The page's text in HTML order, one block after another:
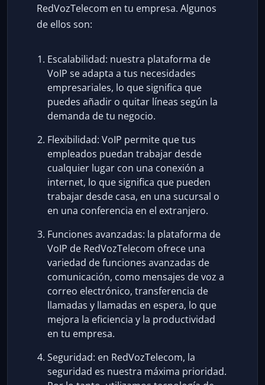
RedVozTelecom en tu empresa. Algunos
de ellos son:
Escalabilidad: nuestra plataforma de
VoIP se adapta a tus necesidades
empresariales, lo que significa que
puedes añadir o quitar líneas según la
demanda de tu negocio.
Flexibilidad: VoIP permite que tus
empleados puedan trabajar desde
cualquier lugar con una conexión a
internet, lo que significa que pueden
trabajar desde casa, en una sucursal o
en una conferencia en el extranjero.
Funciones avanzadas: la plataforma de
VoIP de RedVozTelecom ofrece una
variedad de funciones avanzadas de
comunicación, como mensajes de voz a
correo electrónico, transferencia de
llamadas y llamadas en espera, lo que
mejora la eficiencia y la productividad
en tu empresa.
Seguridad: en RedVozTelecom, la
seguridad es nuestra máxima prioridad.